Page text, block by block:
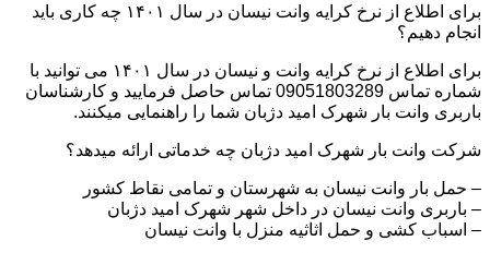
برای اطلاع از نرخ کرایه وانت نیسان در سال ۱۴۰۱ چه کاری باید
انجام دهیم؟
برای اطلاع از نرخ کرایه وانت و نیسان در سال ۱۴۰۱ می توانید با
شماره تماس 09051803289 تماس حاصل فرمایید و کارشناسان
باربری وانت بار شهرک امید دژبان شما را راهنمایی میکنند.
شرکت وانت بار شهرک امید دژبان چه خدماتی ارائه میدهد؟
– حمل بار وانت نیسان به شهرستان و تمامی نقاط کشور
– باربری وانت نیسان در داخل شهر شهرک امید دژبان
– اسباب کشی و حمل اثاثیه منزل با وانت نیسان